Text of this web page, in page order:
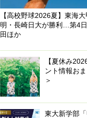
【高校野球2026夏】東海
明・長崎日大が勝利…第4
田ほか
【夏休み
ント情報お
＞
東大新学部